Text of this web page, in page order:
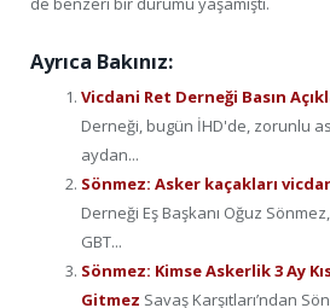
Ayrıca Bakınız:
Vicdani Ret Derneği Basın
Derneği, bugün İHD'de, zorunlu
aydan...
Sönmez: Asker kaçakları
Derneği Eş Başkanı Oğuz
GBT...
Sönmez: Kimse Askerlik 3 Ay
Gitmez Savaş Karşıtları’ndan